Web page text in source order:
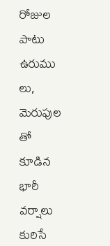
రోజుల
పాటు
ఉరుము
లు,
మెరుపుల
తో
కూడిన
భారీ
వర్షాలు
కురిసే